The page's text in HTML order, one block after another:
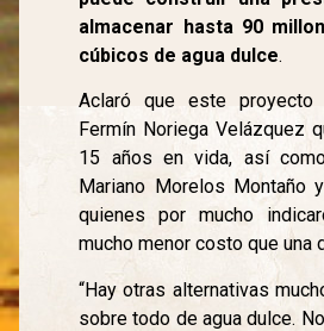
almacenar hasta 90
cúbicos de agua dulce.
Aclaró que este
Fermín Noriega Velázquez
15 años en vida, así
Mariano Morelos Montaño
quienes por mucho
mucho menor costo que una
“Hay otras alternativas
sobre todo de agua dulce.